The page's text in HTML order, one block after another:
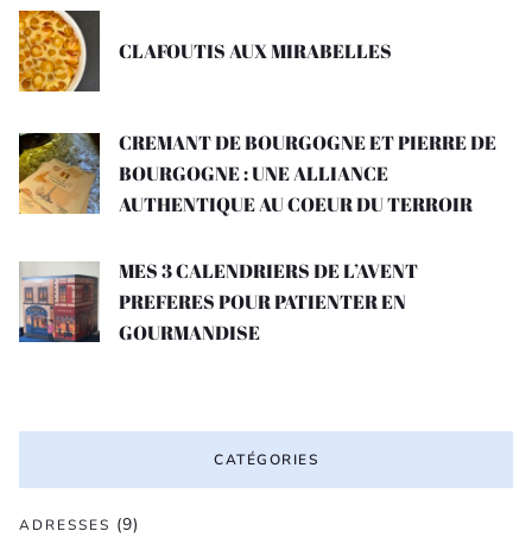
CLAFOUTIS AUX MIRABELLES
CREMANT DE BOURGOGNE ET PIERRE DE
BOURGOGNE : UNE ALLIANCE
AUTHENTIQUE AU COEUR DU TERROIR
MES 3 CALENDRIERS DE L’AVENT
PREFERES POUR PATIENTER EN
GOURMANDISE
CATÉGORIES
ADRESSES (9)